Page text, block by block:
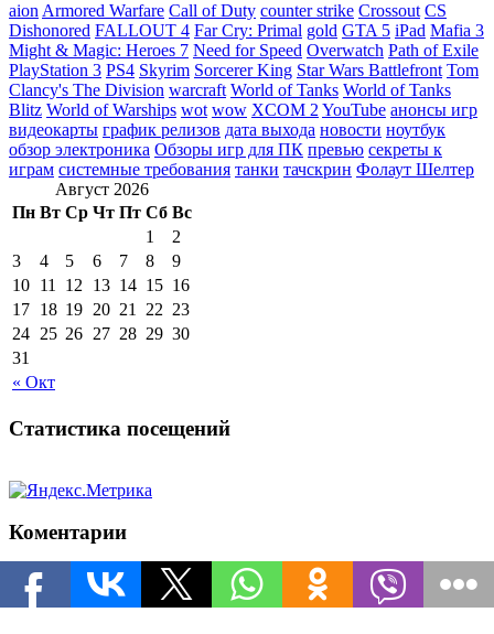
aion Armored Warfare Call of Duty counter strike Crossout CS
Dishonored FALLOUT 4 Far Cry: Primal gold GTA 5 iPad Mafia 3
Might & Magic: Heroes 7 Need for Speed Overwatch Path of Exile
PlayStation 3 PS4 Skyrim Sorcerer King Star Wars Battlefront Tom
Clancy's The Division warcraft World of Tanks World of Tanks
Blitz World of Warships wot wow XCOM 2 YouTube анонсы игр
видеокарты график релизов дата выхода новости ноутбук
обзор электроника Обзоры игр для ПК превью секреты к
играм системные требования танки тачскрин Фолаут Шелтер
Август 2026
Пн Вт Ср Чт Пт Сб Вс
« Окт
1
2
3
4 5 6 7 8
9
10 11 12 13 14 15 16
17 18 19 20 21 22 23
24 25 26 27 28 29 30
31
Статистика посещений
Коментарии
leXAк записиИнвайт коды для World of Tanks на ноябрь
arsenkaк записиИнвайт коды для World of Tanks на